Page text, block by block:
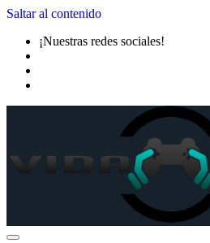
Saltar al contenido
¡Nuestras redes sociales!